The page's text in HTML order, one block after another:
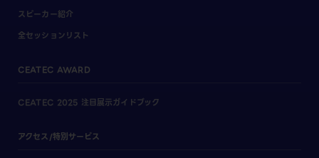
スピーカー紹介
全セッションリスト
CEATEC AWARD
CEATEC 2025 注目展示ガイドブック
アクセス/特別サービス